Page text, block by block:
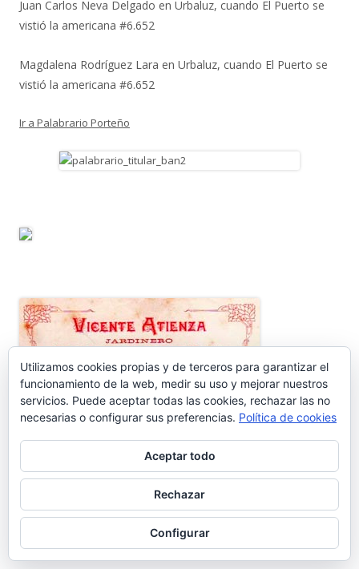
Juan Carlos Neva Delgado en Urbaluz, cuando El Puerto se
vistió la americana #6.652
Magdalena Rodríguez Lara en Urbaluz, cuando El Puerto se
vistió la americana #6.652
Ir a Palabrario Porteño
ENTRADAS RECIENTES
Nos vamos de vacaciones #6.660
¿Dónde está Calleja? #6.659
Carta protesta a Don Pedro Muñoz Seca #6.658
Utilizamos cookies propias y de terceros para garantizar el
funcionamiento de la web, medir su uso y mejorar nuestros
servicios. Puede aceptar todas las cookies, rechazar las no
necesarias o configurar sus preferencias. Política de cookies
Aceptar todo
Rechazar
Configurar